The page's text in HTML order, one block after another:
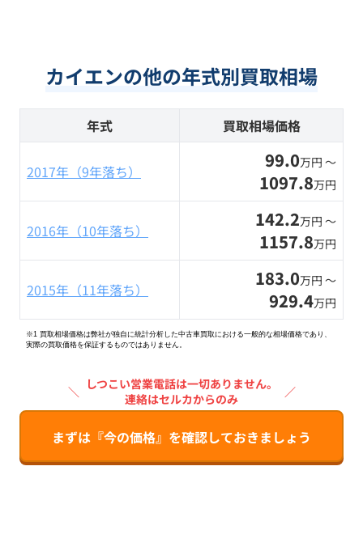
カイエンの他の年式別買取相場
年式 買取相場価格
2017年（9年落ち） 99.0万円 〜
1097.8万円
2016年（10年落ち） 142.2万円 〜
1157.8万円
2015年（11年落ち） 183.0万円 〜
929.4万円
※1 買取相場価格は弊社が独自に統計分析した中古車買取における一般的な相場価格であり、
実際の買取価格を保証するものではありません。
＼ しつこい営業電話は一切ありません。
連絡はセルカからのみ
／
まずは『今の価格』を確認しておきましょう